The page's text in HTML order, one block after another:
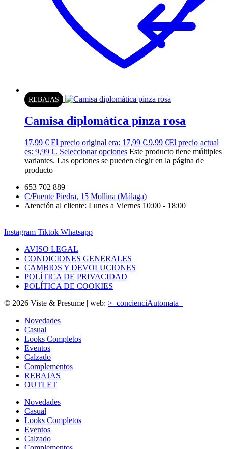
REBAJAS
Camisa diplomática pinza rosa
17,99€ El precio original era: 17,99 €.9,99 €El precio actual
es: 9,99 €. Seleccionar opciones Este producto tiene múltiples
variantes. Las opciones se pueden elegir en la página de
producto
653 702 889
C/Fuente Piedra, 15 Mollina (Málaga)
Atención al cliente: Lunes a Viernes 10:00 - 18:00
Instagram Tiktok Whatsapp
AVISO LEGAL
CONDICIONES GENERALES
CAMBIOS Y DEVOLUCIONES
POLÍTICA DE PRIVACIDAD
POLÍTICA DE COOKIES
© 2026 Viste & Presume | web: >_concienciAutomata_
Novedades
Casual
Looks Completos
Eventos
Calzado
Complementos
REBAJAS
OUTLET
Novedades
Casual
Looks Completos
Eventos
Calzado